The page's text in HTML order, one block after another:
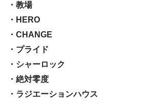
・教場
・HERO
・CHANGE
・プライド
・シャーロック
・絶対零度
・ラジエーションハウス